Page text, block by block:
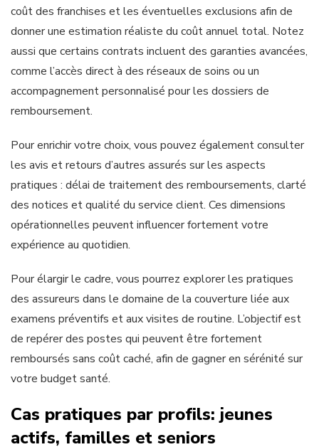
coût des franchises et les éventuelles exclusions afin de
donner une estimation réaliste du coût annuel total. Notez
aussi que certains contrats incluent des garanties avancées,
comme l’accès direct à des réseaux de soins ou un
accompagnement personnalisé pour les dossiers de
remboursement.
Pour enrichir votre choix, vous pouvez également consulter
les avis et retours d’autres assurés sur les aspects
pratiques : délai de traitement des remboursements, clarté
des notices et qualité du service client. Ces dimensions
opérationnelles peuvent influencer fortement votre
expérience au quotidien.
Pour élargir le cadre, vous pourrez explorer les pratiques
des assureurs dans le domaine de la couverture liée aux
examens préventifs et aux visites de routine. L’objectif est
de repérer des postes qui peuvent être fortement
remboursés sans coût caché, afin de gagner en sérénité sur
votre budget santé.
Cas pratiques par profils: jeunes
actifs, familles et seniors